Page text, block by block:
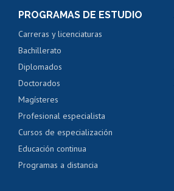
PROGRAMAS DE ESTUDIO
Carreras y licenciaturas
Bachillerato
Diplomados
Doctorados
Magísteres
Profesional especialista
Cursos de especialización
Educación continua
Programas a distancia